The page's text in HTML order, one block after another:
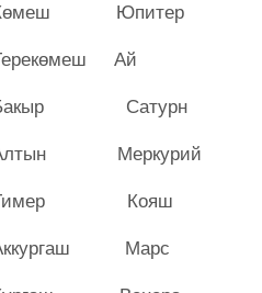
Юпитер
Ай
Сатурн
Меркурий
Кояш
Марс